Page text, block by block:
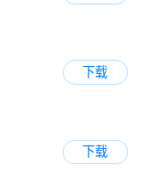
下载
下载